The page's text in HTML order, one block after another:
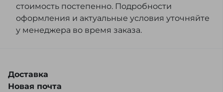
стоимость постепенно. Подробности
оформления и актуальные условия уточняйте
у менеджера во время заказа.
Доставка
Новая почта